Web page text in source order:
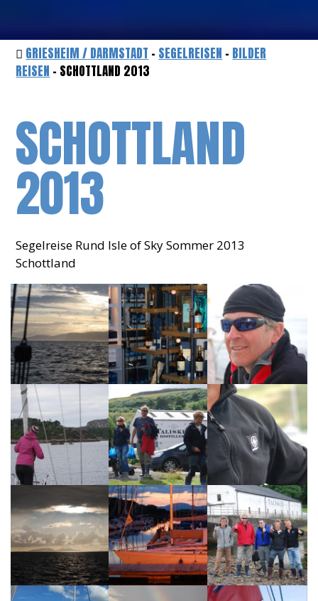
GRIESHEIM / DARMSTADT - SEGELREISEN - BILDER
REISEN - SCHOTTLAND 2013
SCHOTTLAND
2013
Segelreise Rund Isle of Sky Sommer 2013
Schottland